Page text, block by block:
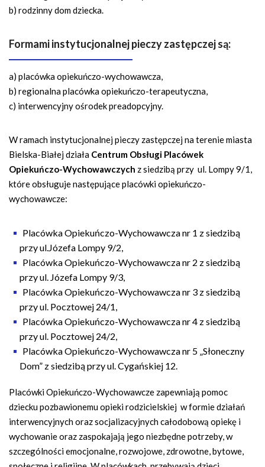
b) rodzinny dom dziecka.
Formami instytucjonalnej pieczy zastępczej są:
a) placówka opiekuńczo-wychowawcza,
b) regionalna placówka opiekuńczo-terapeutyczna,
c) interwencyjny ośrodek preadopcyjny.
W ramach instytucjonalnej pieczy zastępczej na terenie miasta
Bielska-Białej działa Centrum Obsługi Placówek
Opiekuńczo-Wychowawczych z siedzibą przy ul. Lompy 9/1,
które obsługuje następujące placówki opiekuńczo-
wychowawcze:
Placówka Opiekuńczo-Wychowawcza nr 1 z siedzibą
przy ul.Józefa Lompy 9/2,
Placówka Opiekuńczo-Wychowawcza nr 2 z siedzibą
przy ul. Józefa Lompy 9/3,
Placówka Opiekuńczo-Wychowawcza nr 3 z siedzibą
przy ul. Pocztowej 24/1,
Placówka Opiekuńczo-Wychowawcza nr 4 z siedzibą
przy ul. Pocztowej 24/2,
Placówka Opiekuńczo-Wychowawcza nr 5 „Słoneczny
Dom” z siedzibą przy ul. Cygańskiej 12.
Placówki Opiekuńczo-Wychowawcze zapewniają pomoc
dziecku pozbawionemu opieki rodzicielskiej w formie działań
interwencyjnych oraz socjalizacyjnych całodobową opiekę i
wychowanie oraz zaspokajają jego niezbędne potrzeby, w
szczególności emocjonalne, rozwojowe, zdrowotne, bytowe,